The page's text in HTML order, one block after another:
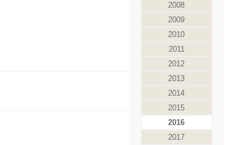
2008
2009
2010
2011
2012
2013
2014
2015
2016
2017